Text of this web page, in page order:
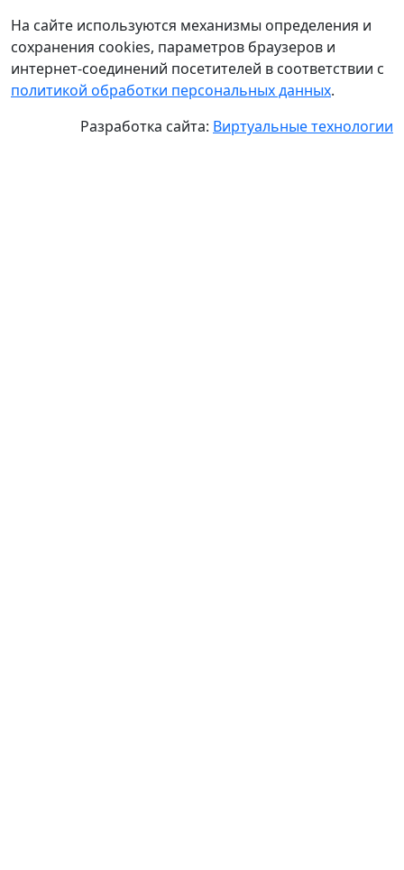
На сайте используются механизмы определения и
сохранения cookies, параметров браузеров и
интернет-соединений посетителей в соответствии с
политикой обработки персональных данных.
Разработка сайта: Виртуальные технологии